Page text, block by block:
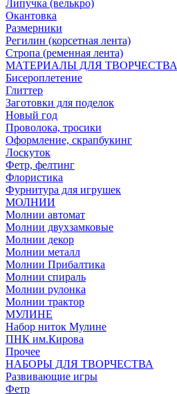
Липучка (велькро)
Окантовка
Размерники
Регилин (корсетная лента)
Стропа (ременная лента)
МАТЕРИАЛЫ ДЛЯ ТВОРЧЕСТВА
Бисероплетение
Глиттер
Заготовки для поделок
Новый год
Проволока, тросики
Оформление, скрапбукинг
Лоскуток
Фетр, фелтинг
Флористика
Фурнитура для игрушек
МОЛНИИ
Молнии автомат
Молнии двухзамковые
Молнии декор
Молнии металл
Молнии Прибалтика
Молнии спираль
Молнии рулонка
Молнии трактор
МУЛИНЕ
Набор ниток Мулине
ПНК им.Кирова
Прочее
НАБОРЫ ДЛЯ ТВОРЧЕСТВА
Развивающие игры
Фетр